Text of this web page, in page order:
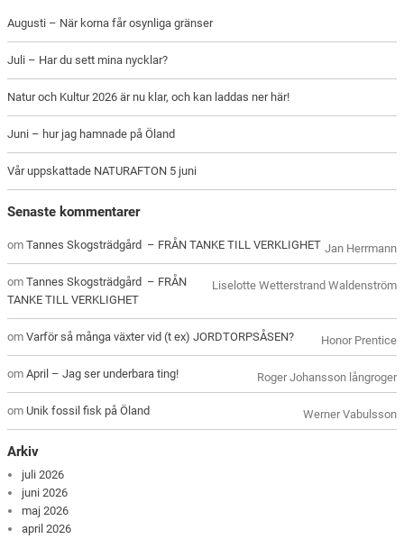
Augusti – När korna får osynliga gränser
Juli – Har du sett mina nycklar?
Natur och Kultur 2026 är nu klar, och kan laddas ner här!
Juni – hur jag hamnade på Öland
Vår uppskattade NATURAFTON 5 juni
Senaste kommentarer
Jan Herrmann
omTannes Skogsträdgård – FRÅN TANKE TILL VERKLIGHET
Liselotte Wetterstrand Waldenström
omTannes Skogsträdgård – FRÅN
TANKE TILL VERKLIGHET
Honor Prentice
omVarför så många växter vid (t ex) JORDTORPSÅSEN?
Roger Johansson långroger
omApril – Jag ser underbara ting!
Werner Vabulsson
om Unik fossil fisk på Öland
Arkiv
juli 2026
juni 2026
maj 2026
april 2026